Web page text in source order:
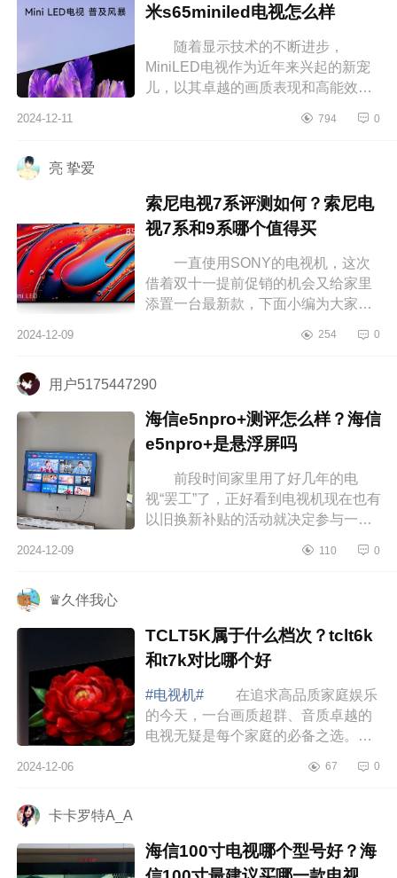
米s65miniled电视怎么样
随着显示技术的不断进步，
MiniLED电视作为近年来兴起的新宠
儿，以其卓越的画质表现和高能效比
大家介绍下小米s65miniled建议买
2024-12-11 794 0
亮 挚爱
索尼电视7系评测如何？索尼电
视7系和9系哪个值得买
一直使用SONY的电视机，这次
借着双十一提前促销的机会又给家里
添置一台最新款，下面小编为大家介
7系和9系哪个值得买 索尼电视7
2024-12-09 254 0
用户5175447290
海信e5npro+测评怎么样？海信
e5npro+是悬浮屏吗
前段时间家里用了好几年的电
视“罢工”了，正好看到电视机现在也有
以旧换新补贴的活动就决定参与一
e5npro+测评怎么样？海信e5npro+是
2024-12-09 110 0
♛久伴我心
TCLT5K属于什么档次？tclt6k
和t7k对比哪个好
#电视机#
在追求高品质家庭娱乐
的今天，一台画质超群、音质卓越的
电视无疑是每个家庭的必备之选。下
么档次？tclt6k和t7k对比哪个好
2024-12-06 67 0
卡卡罗特A_A
海信100寸电视哪个型号好？海